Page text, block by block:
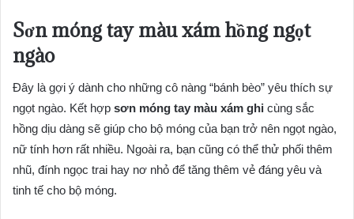
Sơn móng tay màu xám hồng ngọt
ngào
Đây là gợi ý dành cho những cô nàng “bánh bèo” yêu thích sự
ngọt ngào. Kết hợp sơn móng tay màu xám ghi cùng sắc
hồng dịu dàng sẽ giúp cho bộ móng của bạn trở nên ngọt ngào,
nữ tính hơn rất nhiều. Ngoài ra, bạn cũng có thể thử phối thêm
nhũ, đính ngọc trai hay nơ nhỏ để tăng thêm vẻ đáng yêu và
tinh tế cho bộ móng.